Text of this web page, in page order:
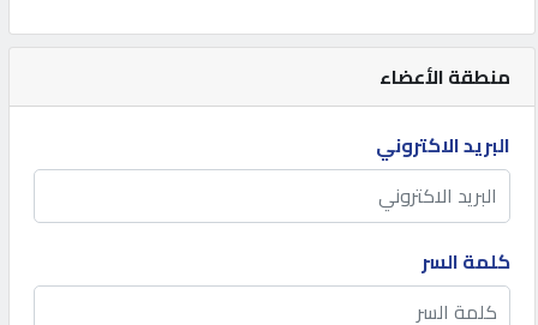
إعلانات
المنتدى
كيو
مزاد
منطقة الأعضاء
البريد الاكتروني
كلمة السر